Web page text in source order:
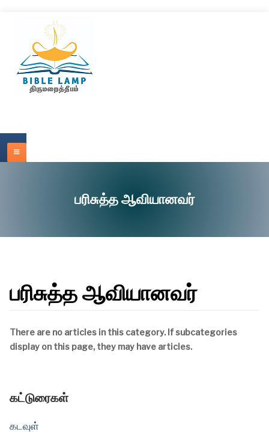
பரிசுத்த ஆவியானவர்
பரிசுத்த ஆவியானவர்
There are no articles in this category. If subcategories
display on this page, they may have articles.
கட்டுரைகள்
கடவுள்